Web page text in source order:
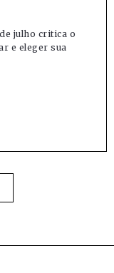
julho critica o
e eleger sua